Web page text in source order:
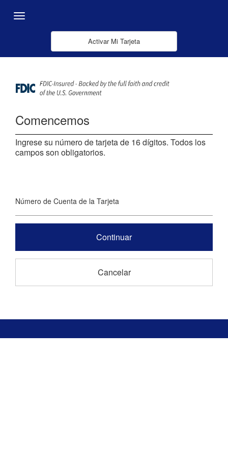
Activar Mi Tarjeta
Comencemos
Ingrese su número de tarjeta de 16 dígitos. Todos los
campos son obligatorios.
Número de Cuenta de la Tarjeta